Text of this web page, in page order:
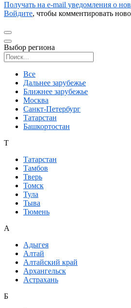
Получать на e‑mail уведомления о
Войдите, чтобы комментировать
Выбор региона
Все
Дальнее зарубежье
Ближнее зарубежье
Москва
Санкт-Петербург
Татарстан
Башкортостан
Т
Татарстан
Тамбов
Тверь
Томск
Тула
Тыва
Тюмень
А
Адыгея
Алтай
Алтайский край
Архангельск
Астрахань
Б